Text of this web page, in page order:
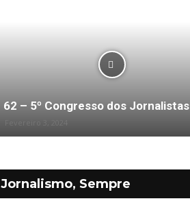
62 – 5º Congresso dos Jornalistas
Jornalismo, Sempre